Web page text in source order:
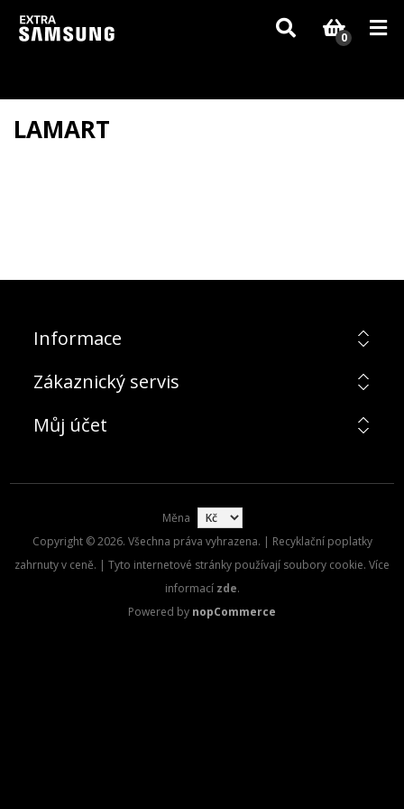
Vzhledem k aktuální situaci se může dodání dílů, které nejsou skladem,
zpozdit. Děkujeme za pochopení.
0
LAMART
Informace
Zákaznický servis
Můj účet
Měna
Copyright © 2026. Všechna práva vyhrazena. | Recyklační poplatky
zahrnuty v ceně. | Tyto internetové stránky používají soubory cookie. Více
informací zde.
Powered by nopCommerce